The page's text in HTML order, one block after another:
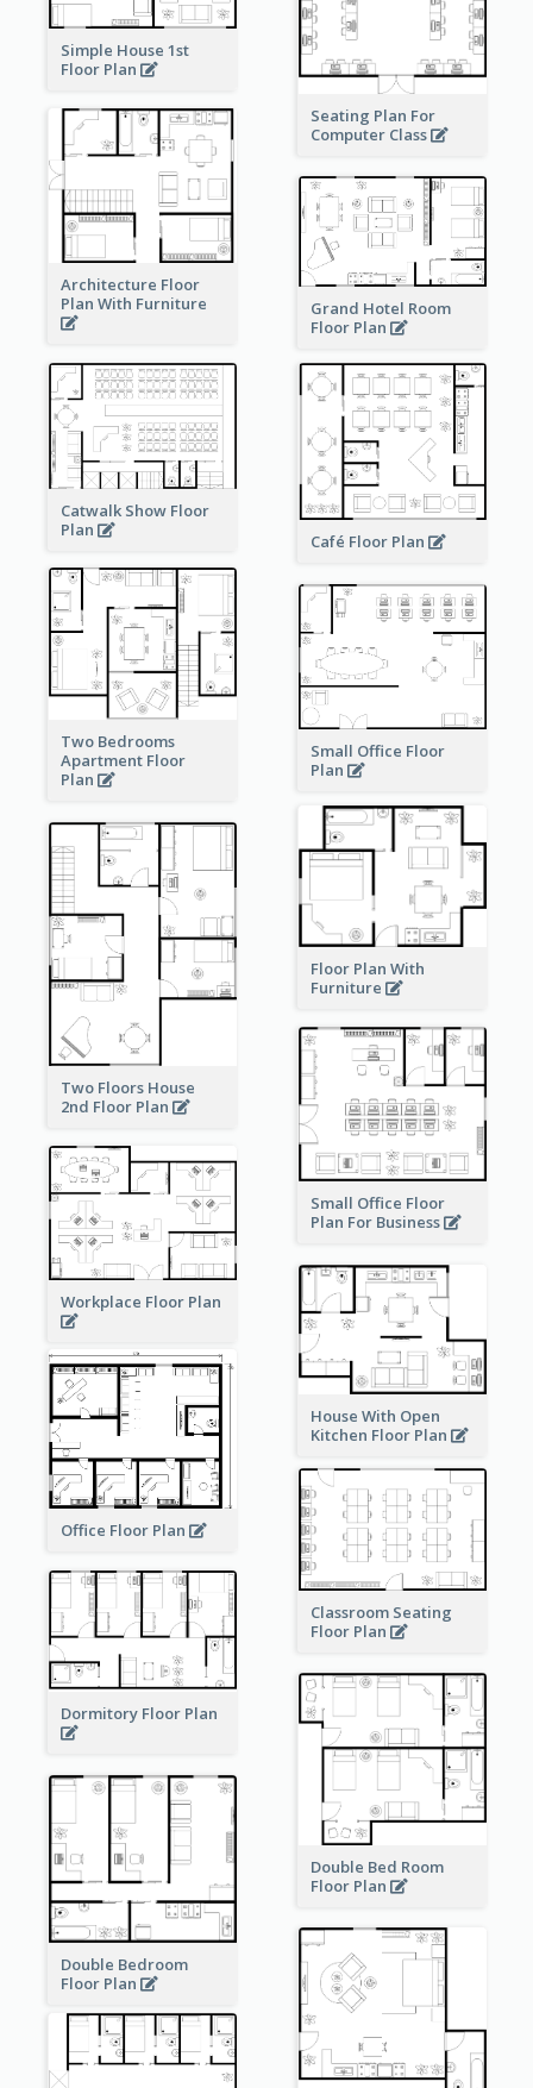
Simple House 1st
Floor Plan
Seating Plan For
Computer Class
Architecture Floor
Plan With Furniture
Grand Hotel Room
Floor Plan
Catwalk Show Floor
Plan
Café Floor Plan
Two Bedrooms
Apartment Floor
Plan
Small Office Floor
Plan
Floor Plan With
Furniture
Two Floors House
2nd Floor Plan
Small Office Floor
Plan For Business
Workplace Floor Plan
House With Open
Kitchen Floor Plan
Office Floor Plan
Classroom Seating
Floor Plan
Dormitory Floor Plan
Double Bed Room
Floor Plan
Double Bedroom
Floor Plan